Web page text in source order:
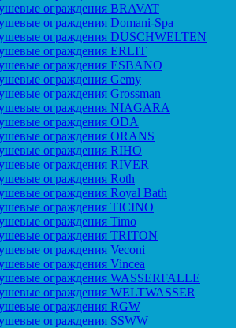
ограждения BRAVAT
ограждения Domani-Spa
ограждения DUSCHWELTEN
ограждения ERLIT
ограждения ESBANO
ограждения Gemy
ограждения Grossman
ограждения NIAGARA
ограждения ODA
ограждения ORANS
ограждения RIHO
ограждения RIVER
ограждения Roth
ограждения Royal Bath
ограждения TICINO
ограждения Timo
ограждения TRITON
ограждения Veconi
ограждения Vincea
ограждения WASSERFALLE
ограждения WELTWASSER
ограждения RGW
ограждения SSWW